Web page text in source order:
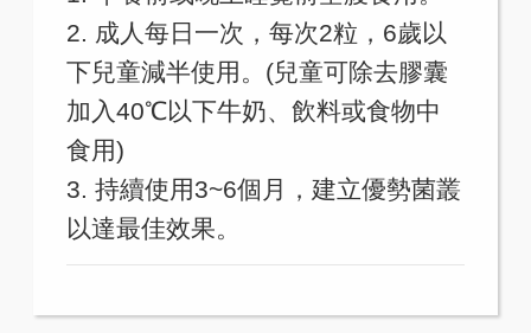
2. 成人每日一次，每次2粒，6歲以
下兒童減半使用。(兒童可除去膠囊
加入40℃以下牛奶、飲料或食物中
食用)
3. 持續使用3~6個月，建立優勢菌叢
以達最佳效果。